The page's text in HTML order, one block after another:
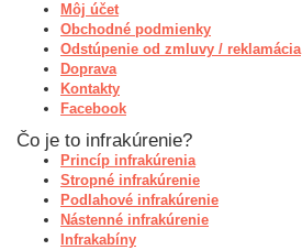
Môj účet
Obchodné podmienky
Odstúpenie od zmluvy / reklamácia
Doprava
Kontakty
Facebook
Čo je to infrakúrenie?
Princíp infrakúrenia
Stropné infrakúrenie
Podlahové infrakúrenie
Nástenné infrakúrenie
Infrakabíny